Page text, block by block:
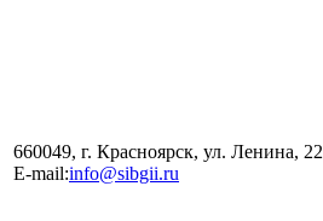
660049, г. Красноярск, ул. Ленина, 22
E-mail:info@sibgii.ru